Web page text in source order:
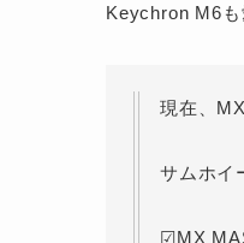
Keychron M6も
現在、
サムホイ
☑︎MX